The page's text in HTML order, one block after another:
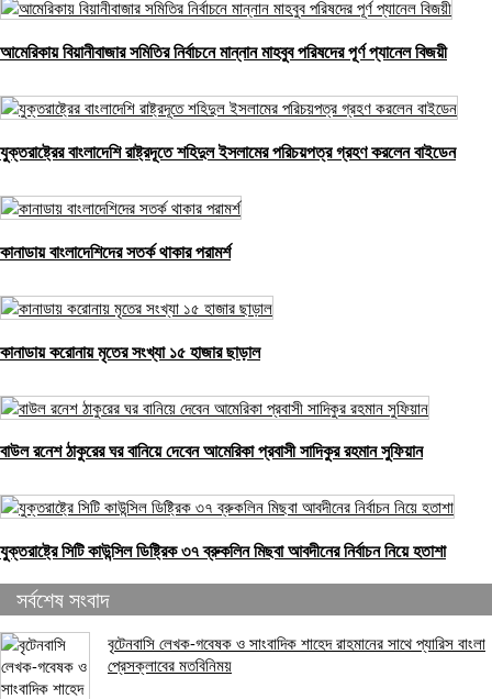
আমেরিকায় বিয়ানীবাজার সমিতির নির্বাচনে মান্নান মাহবুব পরিষদের পূর্ণ প্যানেল বিজয়ী
যুক্তরাষ্ট্রের বাংলাদেশি রাষ্ট্রদূতে শহিদুল ইসলামের পরিচয়পত্র গ্রহণ করলেন বাইডেন
কানাডায় বাংলাদেশিদের সতর্ক থাকার পরামর্শ
কানাডায় করোনায় মৃতের সংখ্যা ১৫ হাজার ছাড়াল
বাউল রনেশ ঠাকুরের ঘর বানিয়ে দেবেন আমেরিকা প্রবাসী সাদিকুর রহমান সুফিয়ান
যুক্তরাষ্ট্রে সিটি কাউন্সিল ডিষ্ট্রিক ৩৭ ব্রুকলিন মিছবা আবদীনের নির্বাচন নিয়ে হতাশা
সর্বশেষ সংবাদ
বৃটেনবাসি লেখক-গবেষক ও সাংবাদিক শাহেদ রাহমানের সাথে প্যারিস বাংলা
প্রেসক্লাবের মতবিনিময়